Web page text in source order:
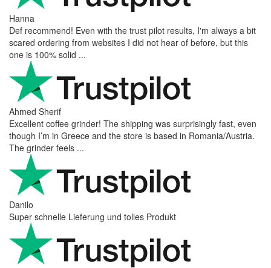
Hanna
Def recommend! Even with the trust pilot results, I'm always a bit
scared ordering from websites I did not hear of before, but this
one is 100% solid ...
Ahmed Sherif
Excellent coffee grinder! The shipping was surprisingly fast, even
though I’m in Greece and the store is based in Romania/Austria.
The grinder feels ...
Danilo
Super schnelle Lieferung und tolles Produkt